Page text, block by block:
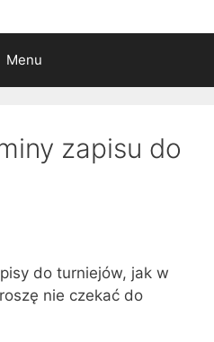
Menu
zapisu do
do turniejów, jak w
nie czekać do